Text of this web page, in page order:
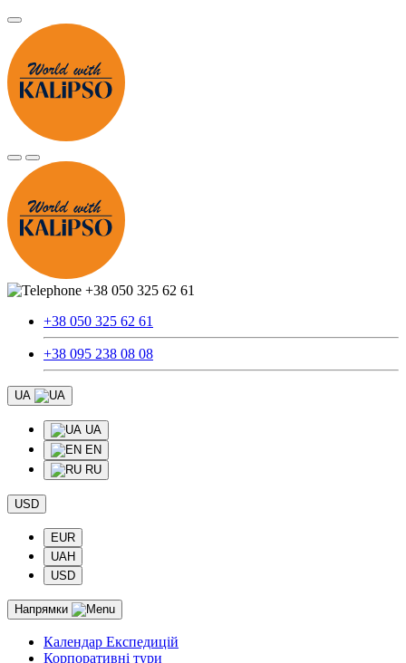
+38 050 325 62 61
+38 050 325 62 61
+38 095 238 08 08
UA
UA
EN
RU
USD
EUR
UAH
USD
Напрямки
Календар Експедицій
Корпоративні тури